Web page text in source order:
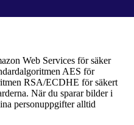
Web Services för säker
AES för
RSA/ECDHE för säkert
När du sparar bilder i
personuppgifter alltid